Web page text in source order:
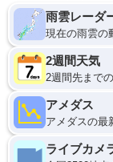
雨雲レーダ
現在の雨雲の
2週間天気
2週間先まで
アメダス
アメダスの最
ライブカメ